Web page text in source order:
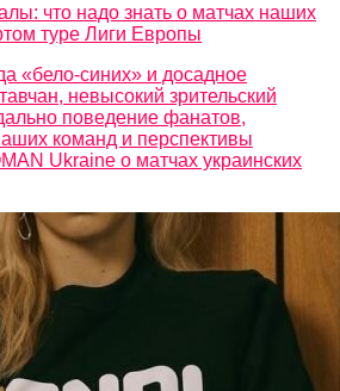
что надо знать о матчах наших
туре Лиги Европы
«бело-синих» и досадное
невысокий зрительский
поведение фанатов,
команд и перспективы
Ukraine о матчах украинских